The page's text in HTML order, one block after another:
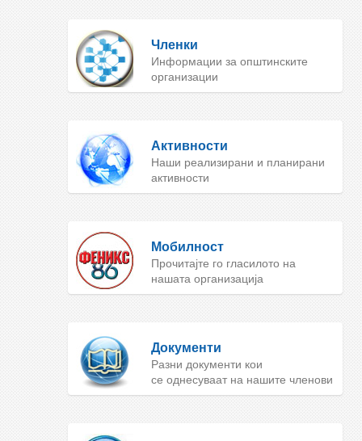
Членки
Информации за општинските
организации
Активности
Наши реализирани и планирани
активности
Мобилност
Прочитајте го гласилото на
нашата организација
Документи
Разни документи кои
се однесуваат на нашите членови